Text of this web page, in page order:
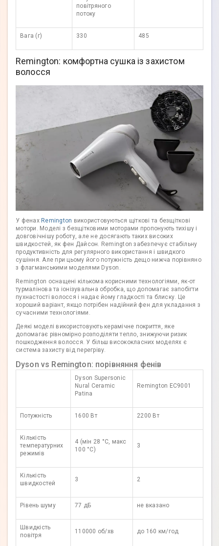
повітряного
потоку
Вага (г) 330 485
Remington: комфортна сушка із захистом
волосся
У фенах Remington використовуються щіткові та безщіткові
мотори. Моделі з безщітковими моторами пропонують тихішу і
довговічнішу роботу, але не досягають таких високих
швидкостей, як фен Дайсон. Remington забезпечує стабільну
продуктивність для регулярного використання і швидкого
сушіння. Але при цьому його потужність дещо нижча порівняно
з флагманськими моделями Dyson.
Remington оснащені кількома корисними технологіями, як-от
турмалінова та іонізувальна обробка, що допомагає запобігти
пухнастості волосся і надає йому гладкості та блиску. Це
хороший варіант, якщо потрібен надійний фен для укладання з
сучасними технологіями.
Деякі моделі використовують керамічне покриття, яке
допомагає рівномірно розподіляти тепло, знижуючи ризик
пошкодження волосся. У більш висококласних моделях є
система захисту від перегріву.
Dyson vs Remington: порівняння фенів
Dyson Supersonic
Nural Ceramic
Patina
Remington EC9001
Потужність 1600 Вт 2200 Вт
Кількість
температурних
режимів
4 (мін 28 °C, макс
100 °C)
3
Кількість
швидкостей
3 2
Рівень шуму 77 дБ не вказано
Швидкість
повітря
110000 об/хв до 160 км/год